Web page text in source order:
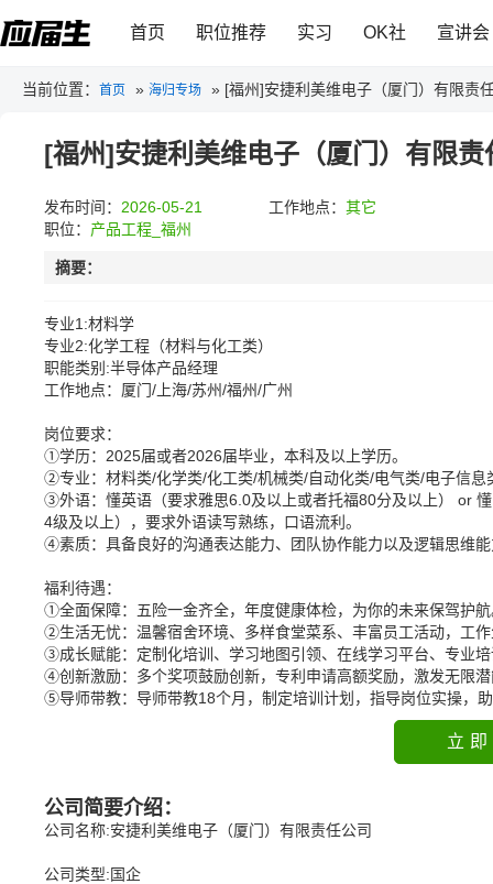
首页 职位推荐 实习 OK社 宣讲会
当前位置： 首页 » 海归专场 » [福州]安捷利美维电子（厦门）有限责
[福州]安捷利美维电子（厦门）有限责
发布时间： 2026-05-21 工作地点： 其它
职位： 产品工程_福州
摘要：
专业1:材料学
专业2:化学工程（材料与化工类）
职能类别:半导体产品经理
工作地点：厦门/上海/苏州/福州/广州
岗位要求：
①学历：2025届或者2026届毕业，本科及以上学历。
②专业：材料类/化学类/化工类/机械类/自动化类/电气类/电子信息
③外语：懂英语（要求雅思6.0及以上或者托福80分及以上） or
4级及以上），要求外语读写熟练，口语流利。
④素质：具备良好的沟通表达能力、团队协作能力以及逻辑思维
福利待遇：
①全面保障：五险一金齐全，年度健康体检，为你的未来保驾护
②生活无忧：温馨宿舍环境、多样食堂菜系、丰富员工活动，工
③成长赋能：定制化培训、学习地图引领、在线学习平台、专业
④创新激励：多个奖项鼓励创新，专利申请高额奖励，激发无限
⑤导师带教：导师带教18个月，制定培训计划，指导岗位实操，
立
公司简要介绍：
公司名称:安捷利美维电子（厦门）有限责任公司
公司类型:国企